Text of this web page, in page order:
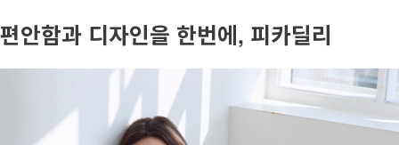
편안함과 디자인을 한번에, 피카딜리